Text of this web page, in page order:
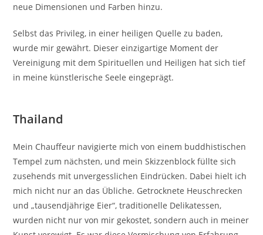
neue Dimensionen und Farben hinzu.
Selbst das Privileg, in einer heiligen Quelle zu baden,
wurde mir gewährt. Dieser einzigartige Moment der
Vereinigung mit dem Spirituellen und Heiligen hat sich tief
in meine künstlerische Seele eingeprägt.
Thailand
Mein Chauffeur navigierte mich von einem buddhistischen
Tempel zum nächsten, und mein Skizzenblock füllte sich
zusehends mit unvergesslichen Eindrücken. Dabei hielt ich
mich nicht nur an das Übliche. Getrocknete Heuschrecken
und „tausendjährige Eier“, traditionelle Delikatessen,
wurden nicht nur von mir gekostet, sondern auch in meiner